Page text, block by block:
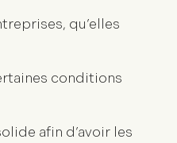
qu’elles
conditions
afin d’avoir les